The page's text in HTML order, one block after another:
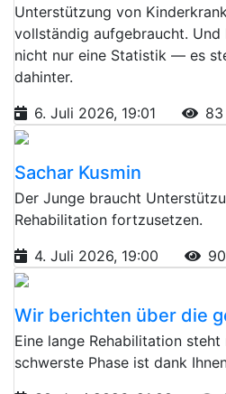
Unterstützung von
vollständig aufgebraucht.
nicht nur eine Statistik — es
dahinter.
6. Juli 2026, 19:01
83
Sachar Kusmin
Der Junge braucht
Rehabilitation fortzusetzen.
4. Juli 2026, 19:00
90
Wir berichten über die
Eine lange Rehabilitation
schwerste Phase ist dank